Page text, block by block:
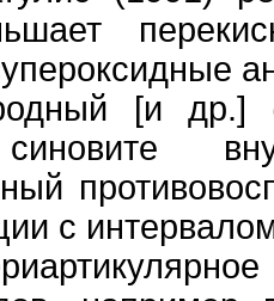
[и др.]
с